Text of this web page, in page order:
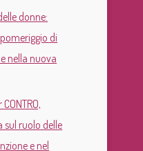
donne:
di
nella nuova
sul ruolo delle
e nel